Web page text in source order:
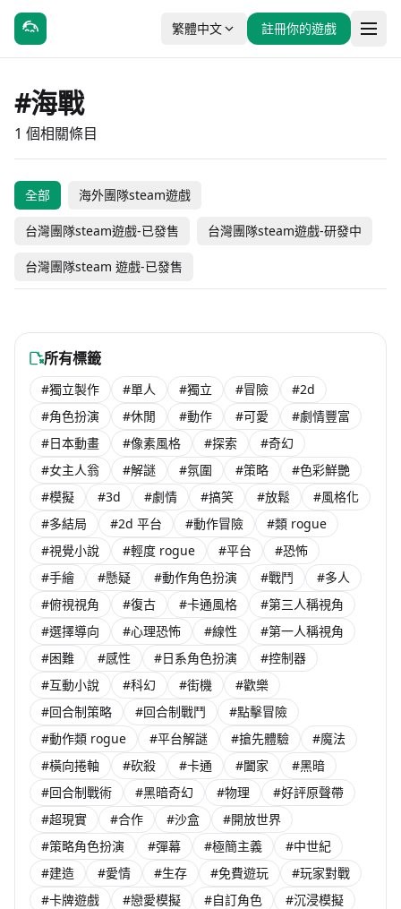
繁體中文 註冊你的遊戲
#海戰
1 個相關條目
全部 海外團隊steam遊戲
台灣團隊steam遊戲-已發售 台灣團隊steam遊戲-研發中
台灣團隊steam 遊戲-已發售
暮光防线
#動作 #冒險
所有標籤
#獨立製作 #單人 #獨立 #冒險
#2d
#角色扮演
#休閒 #動作 #可愛
#劇情豐富
#日本動畫
#像素風格 #探索
#奇幻
#女主人翁
#解謎 #氛圍 #策略
#色彩鮮艷
#模擬
#3d #劇情 #搞笑 #放鬆
#風格化
#多結局
#2d 平台 #動作冒險
#類 rogue
#視覺小說
#輕度 rogue #平台
#恐怖
#手繪
#懸疑 #動作角色扮演 #戰鬥
#多人
#俯視視角
#復古 #卡通風格
#第三人稱視角
#選擇導向
#心理恐怖 #線性
#第一人稱視角
#困難
#感性 #日系角色扮演
#控制器
#互動小說
#科幻 #街機
#歡樂
#回合制策略
#回合制戰鬥
#點擊冒險
#動作類 rogue
#平台解謎 #搶先體驗
#魔法
#橫向捲軸
#砍殺 #卡通 #闔家
#黑暗
#回合制戰術
#黑暗奇幻 #物理
#好評原聲帶
#超現實
#合作 #沙盒
#開放世界
#策略角色扮演
#彈幕 #極簡主義
#中世紀
#建造
#愛情 #生存 #免費遊玩
#玩家對戰
#卡牌遊戲
#戀愛模擬 #自訂角色
#沉浸模擬